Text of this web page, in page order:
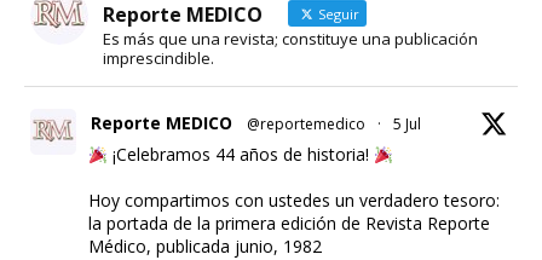
Reporte MEDICO Seguir
Es más que una revista; constituye una publicación
imprescindible.
Reporte MEDICO @reportemedico · 5 Jul
¡Celebramos 44 años de historia!
Hoy compartimos con ustedes un verdadero tesoro:
la portada de la primera edición de Revista Reporte
Médico, publicada junio, 1982